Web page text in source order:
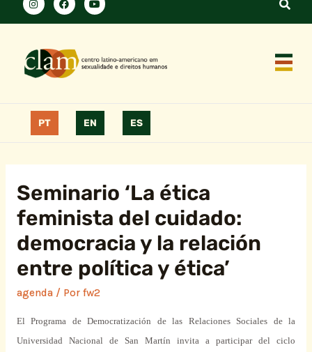
PT EN ES
Seminario ‘La ética
feminista del cuidado:
democracia y la relación
entre política y ética’
agenda/ Por fw2
El Programa de Democratización de las Relaciones Sociales de la
Universidad Nacional de San Martín invita a participar del ciclo